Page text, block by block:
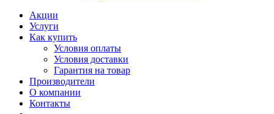
Акции
Услуги
Как купить
Условия оплаты
Условия доставки
Гарантия на товар
Производители
О компании
Контакты